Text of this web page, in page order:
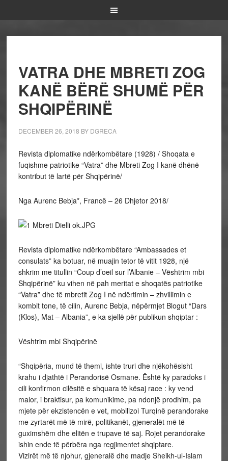
VATRA DHE MBRETI ZOG
KANË BËRË SHUMË PËR
SHQIPËRINË
DECEMBER 26, 2018 BY DGRECA
Revista diplomatike ndërkombëtare (1928) / Shoqata e
fuqishme patriotike “Vatra” dhe Mbreti Zog I kanë dhënë
kontribut të lartë për Shqipërinë/
Nga Aurenc Bebja*, Francë – 26 Dhjetor 2018/
Revista diplomatike ndërkombëtare “Ambassades et
consulats” ka botuar, në muajin tetor të vitit 1928, një
shkrim me titullin “Coup d’oeil sur l’Albanie – Vështrim mbi
Shqipërinë” ku vihen në pah meritat e shoqatës patriotike
“Vatra” dhe të mbretit Zog I në ndërtimin – zhvillimin e
kombit tone, të cilin, Aurenc Bebja, nëpërmjet Blogut “Dars
(Klos), Mat – Albania”, e ka sjellë për publikun shqiptar :
Vështrim mbi Shqipërinë
“Shqipëria, mund të themi, ishte truri dhe njëkohësisht
krahu i djathtë i Perandorisë Osmane. Është ky paradoks i
cili konfirmon cilësitë e shquara të kësaj race : ky vend
malor, i braktisur, pa komunikime, pa ndonjë prodhim, pa
mjete për ekzistencën e vet, mobilizoi Turqinë perandorake
me zyrtarët më të mirë, politikanët, gjeneralët më të
guximshëm dhe elitën e trupave të saj. Rojet perandorake
ishin ende të përbëra nga regjimentet shqiptare.
Vizirët më të njohur, gjeneralë dhe madje Sheikh-ul-Islam